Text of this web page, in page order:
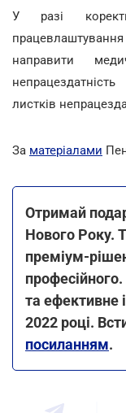
У разі
направити
листків
За матеріалами
Отримай
Нового Року.
преміум-
та ефективне
2022 році.
посиланням.